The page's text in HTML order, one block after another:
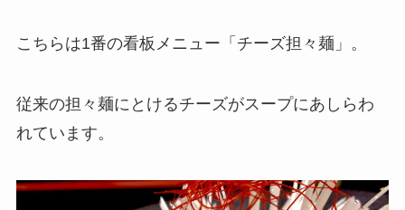
こちらは1番の看板メニュー「チーズ担々麺」。
従来の担々麺にとけるチーズがスープにあしらわ
れています。